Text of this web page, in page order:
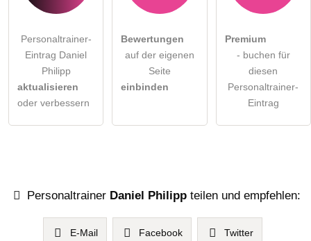
Personaltrainer-
Eintrag Daniel
Philipp
aktualisieren
oder verbessern
Bewertungen
auf der eigenen
Seite
einbinden
Premium
- buchen für
diesen
Personaltrainer-
Eintrag
Personaltrainer Daniel Philippteilen und empfehlen:
E-Mail Facebook Twitter